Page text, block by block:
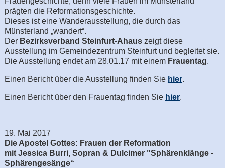
prägten die Reformationsgeschichte.
Dieses ist eine Wanderausstellung, die durch das
Münsterland „wandert“.
Der Bezirksverband Steinfurt-Ahauszeigt diese
Ausstellung im Gemeindezentrum Steinfurt und begleitet sie.
Die Ausstellung endet am 28.01.17 mit einem Frauentag.
Einen Bericht über die Ausstellung finden Sie hier.
Einen Bericht über den Frauentag finden Sie hier.
19. Mai 2017
Die Apostel Gottes: Frauen der Reformation
mit Jessica Burri, Sopran & Dulcimer "Sphärenklänge -
Sphärengesänge“